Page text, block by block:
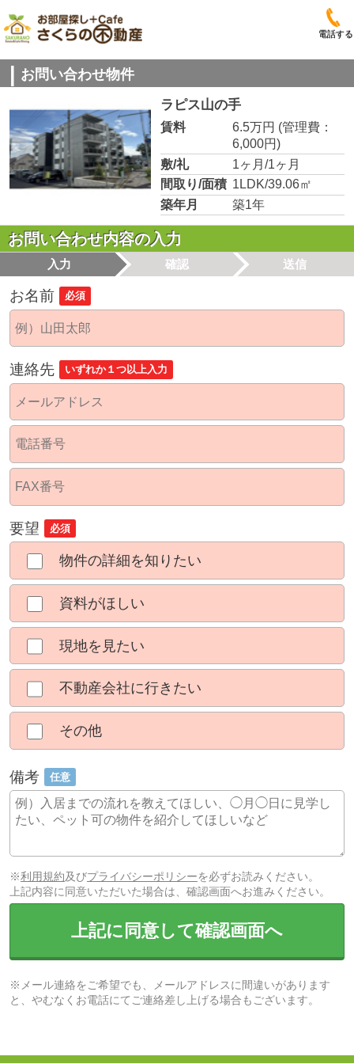
電話する
お問い合わせ物件
ラピス山の手
賃料 6.5万円 (管理費：
6,000円)
敷/礼
1ヶ月/1ヶ月
間取り/面積 1LDK/39.06㎡
築年月
築1年
お問い合わせ内容の入力
入力 確認 送信
お名前 必須
連絡先 いずれか１つ以上入力
要望 必須
物件の詳細を知りたい
資料がほしい
現地を見たい
不動産会社に行きたい
その他
備考 任意
※利用規約及びプライバシーポリシーを必ずお読みください。
上記内容に同意いただいた場合は、確認画面へお進みください。
上記に同意して確認画面へ
※メール連絡をご希望でも、メールアドレスに間違いがあります
と、やむなくお電話にてご連絡差し上げる場合もございます。